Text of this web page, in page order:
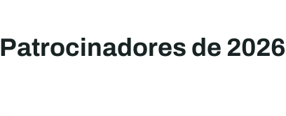
Patrocinadores de 2026